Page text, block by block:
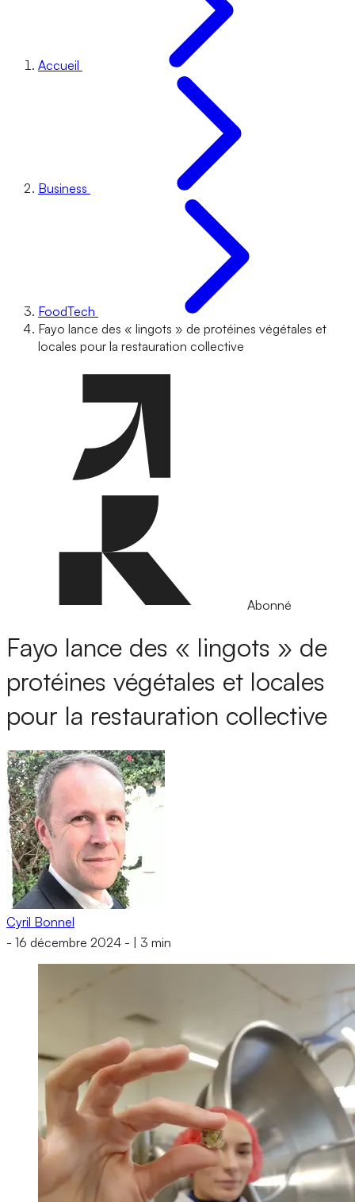
Accueil
Business
FoodTech
Fayo lance des « lingots » de protéines végétales et
locales pour la restauration collective
Abonné
Fayo lance des « lingots » de
protéines végétales et locales
pour la restauration collective
Cyril Bonnel
- 16 décembre 2024 - 3 min